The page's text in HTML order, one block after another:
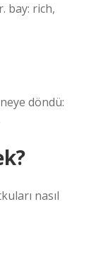
bay: rich,
döndü:
nasıl